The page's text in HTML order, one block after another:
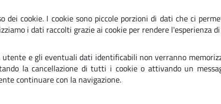
cookie. I cookie sono piccole porzioni di dati che ci
i dati raccolti grazie ai cookie per rendere l'esperienza
e gli eventuali dati identificabili non verranno
la cancellazione di tutti i cookie o attivando un
continuare con la navigazione.